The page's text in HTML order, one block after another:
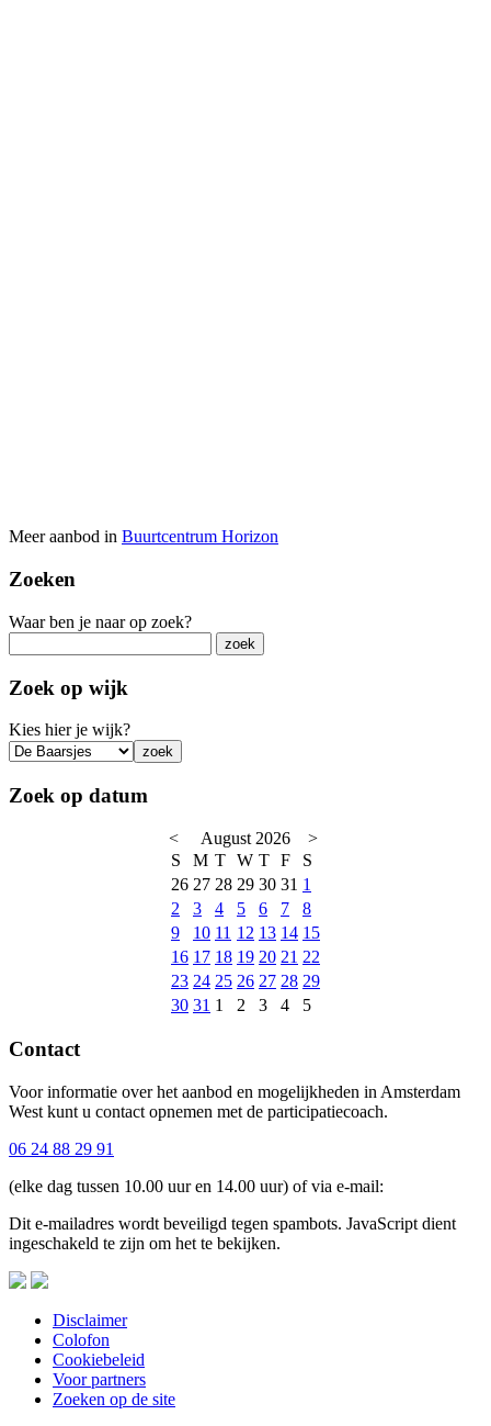
Meer aanbod in Buurtcentrum Horizon
Zoeken
Waar ben je naar op zoek?
Zoek op wijk
Kies hier je wijk?
Zoek op datum
< August 2026
>
S
M T W T F
S
26 27 28 29 30 31 1
2
3 4 5 6 7
8
9
10 11 12 13 14 15
16 17 18 19 20 21 22
23 24 25 26 27 28 29
30 31 1 2 3 4 5
Contact
Voor informatie over het aanbod en mogelijkheden in Amsterdam
West kunt u contact opnemen met de participatiecoach.
06 24 88 29 91
(elke dag tussen 10.00 uur en 14.00 uur) of via e-mail:
Dit e-mailadres wordt beveiligd tegen spambots. JavaScript dient
ingeschakeld te zijn om het te bekijken.
Disclaimer
Colofon
Cookiebeleid
Voor partners
Zoeken op de site